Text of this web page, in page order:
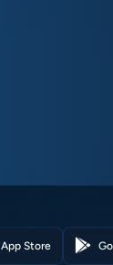
App Store